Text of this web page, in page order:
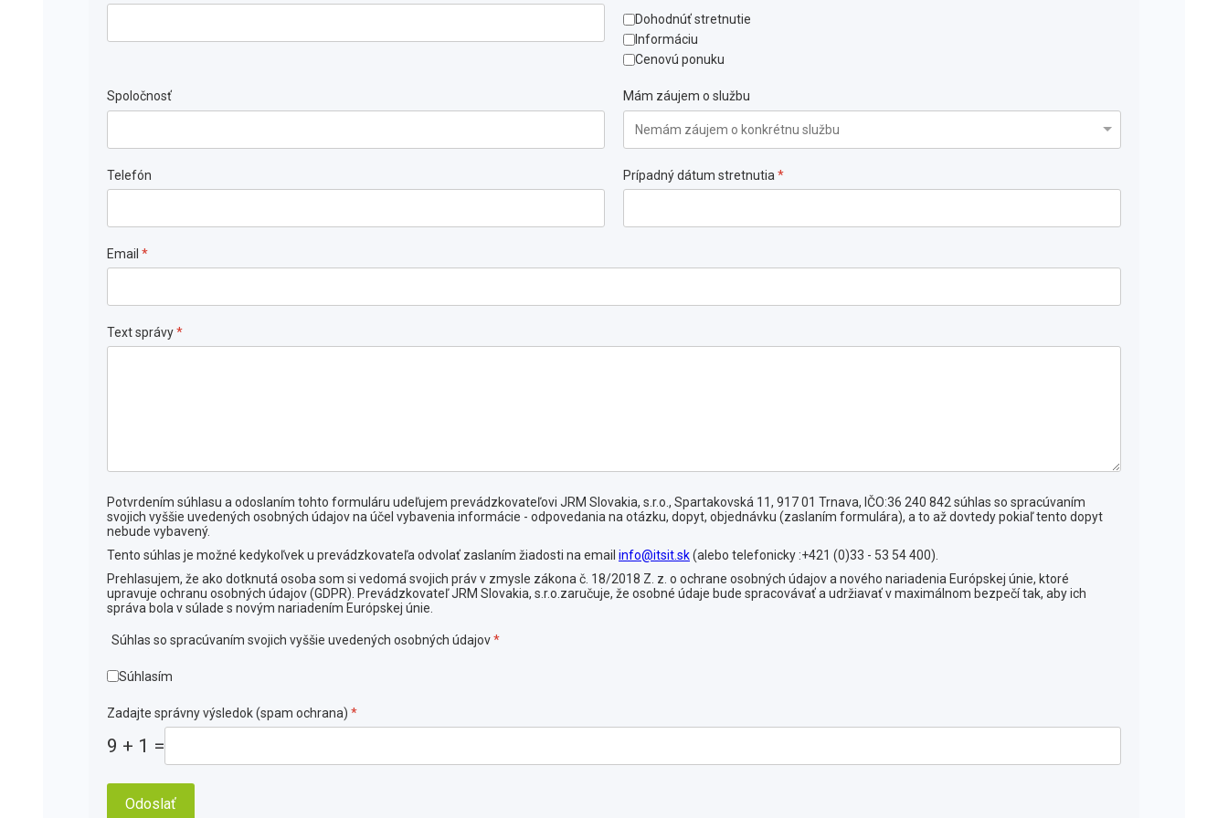
Dohodnúť stretnutie
Informáciu
Cenovú ponuku
Spoločnosť Mám záujem o službu
Telefón Prípadný dátum stretnutia *
Email *
Text správy*
Potvrdením súhlasu a odoslaním tohto formuláru udeľujem prevádzkovateľovi JRM Slovakia, s.r.o., Spartakovská 11, 917 01 Trnava, IČO:36 240 842 súhlas so spracúvaním
svojich vyššie uvedených osobných údajov na účel vybavenia informácie - odpovedania na otázku, dopyt, objednávku (zaslaním formulára), a to až dovtedy pokiaľ tento dopyt
nebude vybavený.
Tento súhlas je možné kedykoľvek u prevádzkovateľa odvolať zaslaním žiadosti na email info@itsit.sk(alebo telefonicky :+421 (0)33 - 53 54 400).
Prehlasujem, že ako dotknutá osoba som si vedomá svojich práv v zmysle zákona č. 18/2018 Z. z. o ochrane osobných údajov a nového nariadenia Európskej únie, ktoré
upravuje ochranu osobných údajov (GDPR). Prevádzkovateľ JRM Slovakia, s.r.o.zaručuje, že osobné údaje bude spracovávať a udržiavať v maximálnom bezpečí tak, aby ich
správa bola v súlade s novým nariadením Európskej únie.
Súhlas so spracúvaním svojich vyššie uvedených osobných údajov*
Súhlasím
Zadajte správny výsledok (spam ochrana) *
9 + 1 =
Odoslať